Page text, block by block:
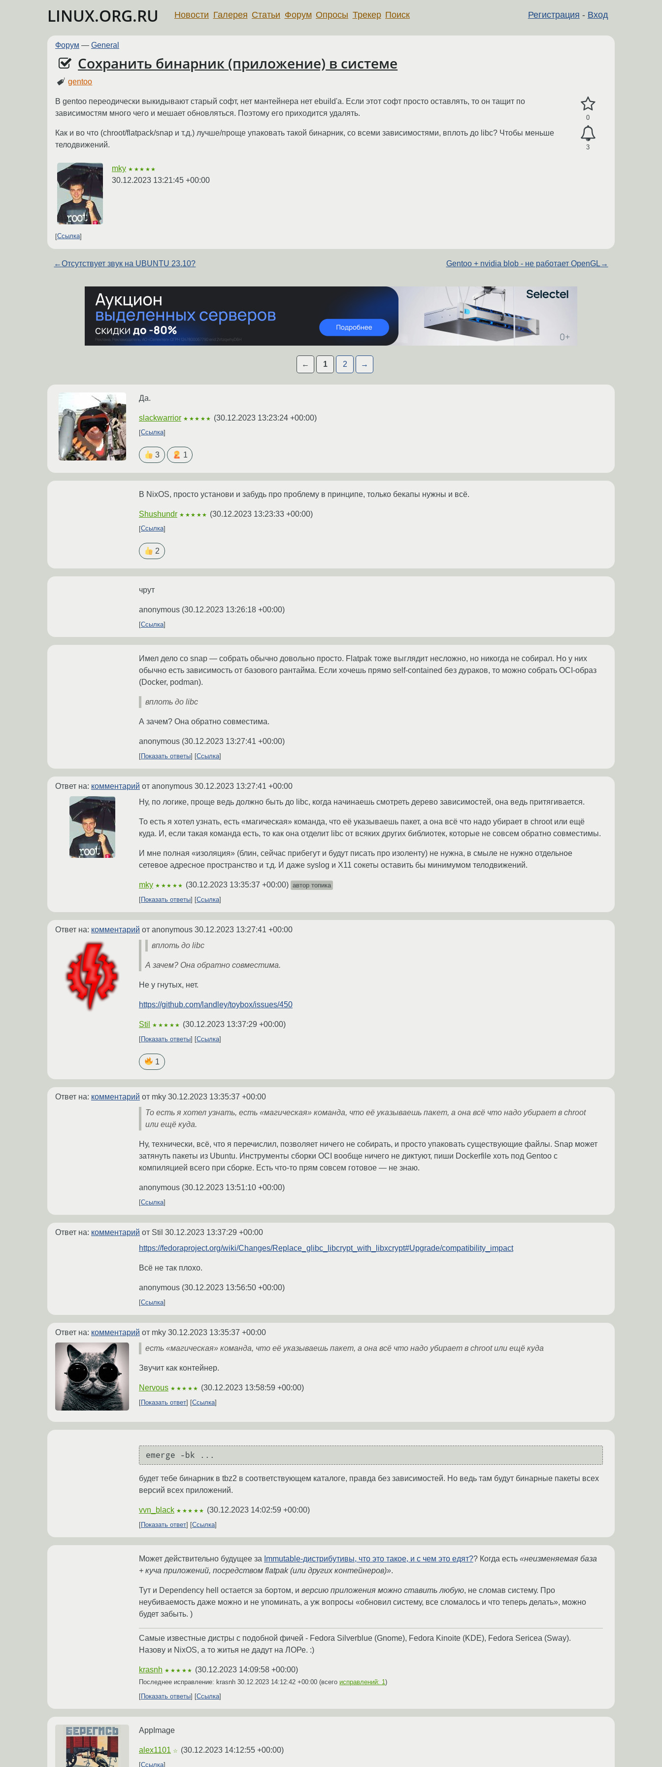
LINUX.ORG.RU Регистрация - Вход
Новости Галерея Статьи Форум Опросы Трекер Поиск
Форум — General
Сохранить бинарник (приложение) в системе
gentoo
0
3
В gentoo переодически выкидывают старый софт, нет мантейнера нет ebuild'a. Если этот софт просто оставлять, то он тащит по
зависимостям много чего и мешает обновляться. Поэтому его приходится удалять.
Как и во что (chroot/flatpack/snap и т.д.) лучше/проще упаковать такой бинарник, со всеми зависимостями, вплоть до libc? Чтобы меньше
телодвижений.
mky ★★★★★
30.12.2023 13:21:45 +00:00
Ссылка
←Отсутствует звук на UBUNTU 23.10? Gentoo + nvidia blob - не работает OpenGL →
← 1 2 →
Да.
slackwarrior ★★★★★ (30.12.2023 13:23:24 +00:00)
Ссылка
3 1
В NixOS, просто установи и забудь про проблему в принципе, только бекапы нужны и всё.
Shushundr ★★★★★ (30.12.2023 13:23:33 +00:00)
Ссылка
2
чрут
anonymous (30.12.2023 13:26:18 +00:00)
Ссылка
Имел дело со snap — собрать обычно довольно просто. Flatpak тоже выглядит несложно, но никогда не собирал. Но у них
обычно есть зависимость от базового рантайма. Если хочешь прямо self-contained без дураков, то можно собрать OCI-образ
(Docker, podman).
вплоть до libc
А зачем? Она обратно совместима.
anonymous (30.12.2023 13:27:41 +00:00)
Показать ответы Ссылка
Ответ на: комментарий от anonymous 30.12.2023 13:27:41 +00:00
Ну, по логике, проще ведь должно быть до libc, когда начинаешь смотреть дерево зависимостей, она ведь притягивается.
То есть я хотел узнать, есть «магическая» команда, что её указываешь пакет, а она всё что надо убирает в chroot или ещё
куда. И, если такая команда есть, то как она отделит libc от всяких других библиотек, которые не совсем обратно совместимы.
И мне полная «изоляция» (блин, сейчас прибегут и будут писать про изоленту) не нужна, в смыле не нужно отдельное
сетевое адресное пространство и т.д. И даже syslog и X11 сокеты оставить бы минимумом телодвижений.
mky ★★★★★ (30.12.2023 13:35:37 +00:00) автор топика
Показать ответы
Ссылка
Ответ на: комментарий от anonymous 30.12.2023 13:27:41 +00:00
вплоть до libc
А зачем? Она обратно совместима.
Не у гнутых, нет.
https://github.com/landley/toybox/issues/450
Stil ★★★★★ (30.12.2023 13:37:29 +00:00)
Показать ответы Ссылка
1
Ответ на: комментарий от mky 30.12.2023 13:35:37 +00:00
То есть я хотел узнать, есть «магическая» команда, что её указываешь пакет, а она всё что надо убирает в chroot
или ещё куда.
Ну, технически, всё, что я перечислил, позволяет ничего не собирать, и просто упаковать существующие файлы. Snap может
затянуть пакеты из Ubuntu. Инструменты сборки OCI вообще ничего не диктуют, пиши Dockerfile хоть под Gentoo с
компиляцией всего при сборке. Есть что-то прям совсем готовое — не знаю.
anonymous (30.12.2023 13:51:10 +00:00)
Ссылка
Ответ на: комментарий от Stil 30.12.2023 13:37:29 +00:00
https://fedoraproject.org/wiki/Changes/Replace_glibc_libcrypt_with_libxcrypt#Upgrade/compatibility_impact
Всё не так плохо.
anonymous (30.12.2023 13:56:50 +00:00)
Ссылка
Ответ на: комментарий от mky 30.12.2023 13:35:37 +00:00
есть «магическая» команда, что её указываешь пакет, а она всё что надо убирает в chroot или ещё куда
Звучит как контейнер.
Nervous ★★★★★ (30.12.2023 13:58:59 +00:00)
Показать ответ Ссылка
будет тебе бинарник в tbz2 в соответствующем каталоге, правда без зависимостей. Но ведь там будут бинарные пакеты всех
версий всех приложений.
vvn_black ★★★★★ (30.12.2023 14:02:59 +00:00)
Показать ответ Ссылка
Может действительно будущее за Immutable-дистрибутивы, что это такое, и с чем это едят?? Когда есть «неизменяемая база
+ куча приложений, посредством flatpak (или других контейнеров)».
Тут и Dependency hell остается за бортом, и версию приложения можно ставить любую, не сломав систему. Про
неубиваемость даже можно и не упоминать, а уж вопросы «обновил систему, все сломалось и что теперь делать», можно
будет забыть. )
Самые известные дистры с подобной фичей - Fedora Silverblue (Gnome), Fedora Kinoite (KDE), Fedora Sericea (Sway).
Назову и NixOS, а то житья не дадут на ЛОРе. :)
krasnh ★★★★★ (30.12.2023 14:09:58 +00:00)
Последнее исправление: krasnh 30.12.2023 14:12:42 +00:00 (всего исправлений: 1)
Показать ответы
Ссылка
AppImage
alex1101 ☆ (30.12.2023 14:12:55 +00:00)
Ссылка